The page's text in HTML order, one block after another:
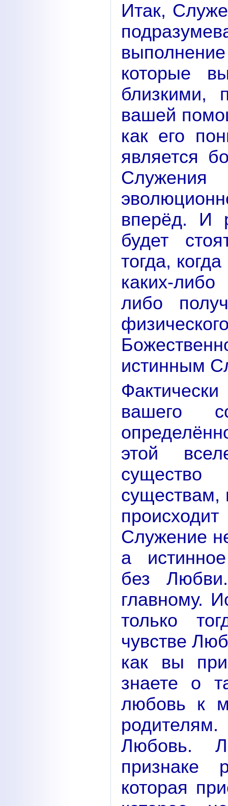
Итак,
которые
близкими,
вашей
как его
является
вперёд. И
будет
тогда,
каких-
либо
истинным
вашего
этой
существам,
Служение
а
без
главному.
только
чувстве
как вы
знаете о
любовь к
Любовь.
признаке
которая